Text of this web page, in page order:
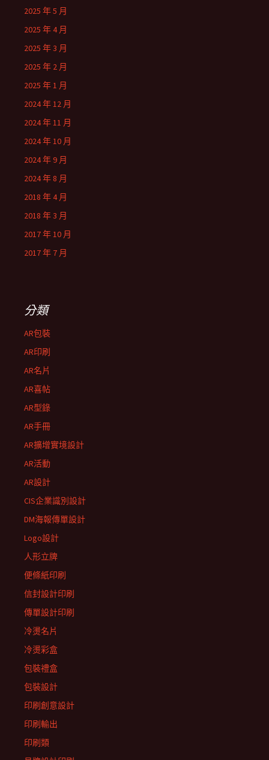
2025 年 5 月
2025 年 4 月
2025 年 3 月
2025 年 2 月
2025 年 1 月
2024 年 12 月
2024 年 11 月
2024 年 10 月
2024 年 9 月
2024 年 8 月
2018 年 4 月
2018 年 3 月
2017 年 10 月
2017 年 7 月
分類
AR包裝
AR印刷
AR名片
AR喜帖
AR型錄
AR手冊
AR擴增實境設計
AR活動
AR設計
CIS企業識別設計
DM海報傳單設計
Logo設計
人形立牌
便條紙印刷
信封設計印刷
傳單設計印刷
冷燙名片
冷燙彩盒
包裝禮盒
包裝設計
印刷創意設計
印刷輸出
印刷類